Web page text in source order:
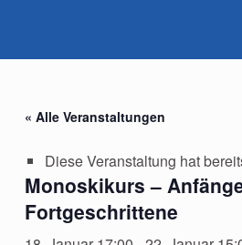
« Alle Veranstaltungen
Diese Veranstaltung hat
Monoskikurs –
Fortgeschrittene